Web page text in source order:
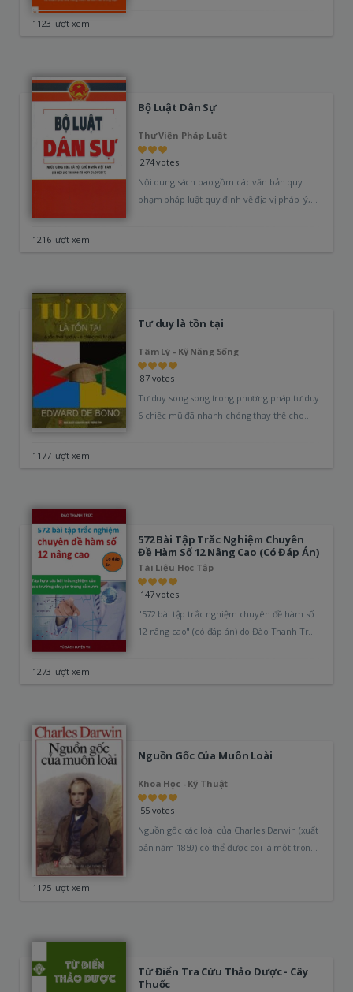
1123 lượt xem
Bộ Luật Dân Sự
Thư Viện Pháp Luật
274 votes
Nội dung sách bao gồm các văn bản quy
phạm pháp luật quy định về địa vị pháp lý,
1216 lượt xem
Tư duy là tồn tại
Tâm Lý - Kỹ Năng Sống
87 votes
Tư duy song song trong phương pháp tư duy
6 chiếc mũ đã nhanh chóng thay thế cho
1177 lượt xem
572 Bài Tập Trắc Nghiệm Chuyên
Đề Hàm Số 12 Nâng Cao (Có Đáp Án)
Tài Liệu Học Tập
147 votes
"572 bài tập trắc nghiệm chuyên đề hàm số
12 nâng cao" (có đáp án) do Đào Thanh Trúc
1273 lượt xem
Nguồn Gốc Của Muôn Loài
Khoa Học - Kỹ Thuật
55 votes
Nguồn gốc các loài của Charles Darwin (xuất
bản năm 1859) có thể được coi là một trong
1175 lượt xem
Từ Điển Tra Cứu Thảo Dược - Cây
Thuốc